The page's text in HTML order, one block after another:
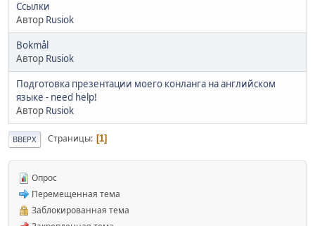
Ссылки
Автор Rusiok
Bokmål
Автор Rusiok
Подготовка презентации моего конланга на английском
языке - need help!
Автор Rusiok
ВВЕРХ Страницы 1
Опрос
Перемещенная тема
Заблокированная тема